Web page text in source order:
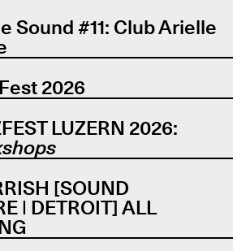
Sound #11: Club Arielle
2026
LUZERN 2026:
[SOUND
| DETROIT] ALL